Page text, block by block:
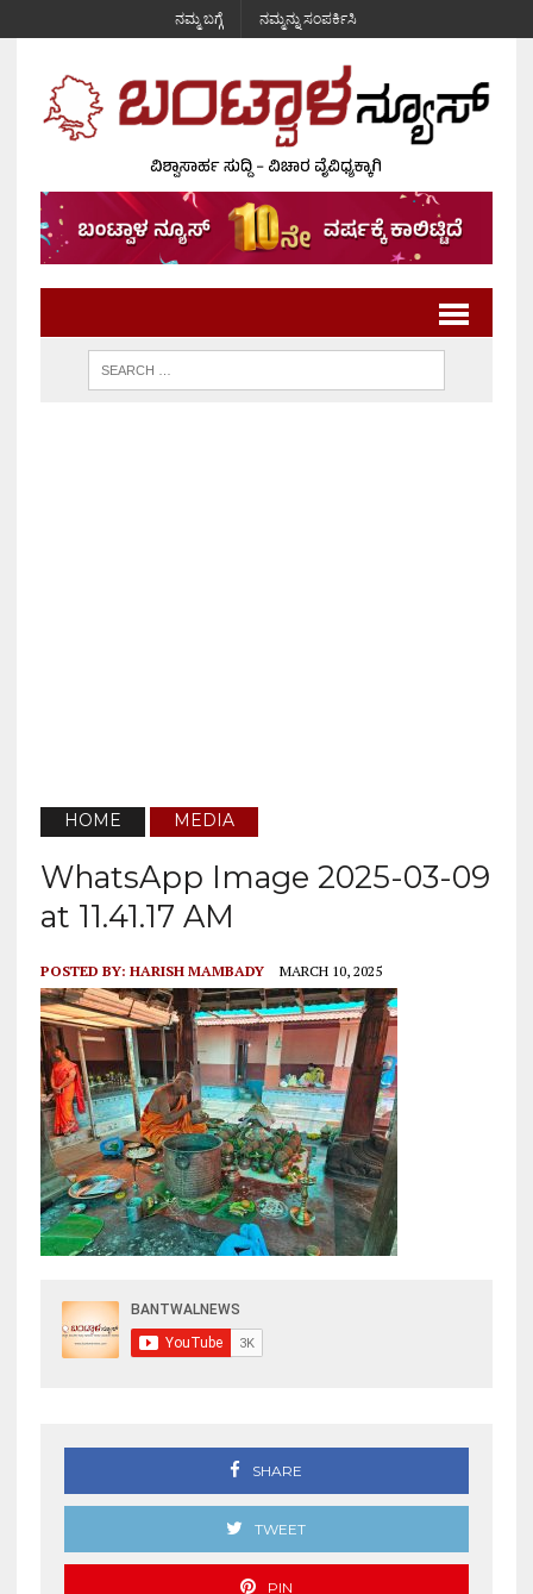
ನಮ್ಮ ಬಗ್ಗೆ ನಮ್ಮನ್ನು ಸಂಪರ್ಕಿಸಿ
HOME MEDIA
WhatsApp Image 2025-03-09
at 11.41.17 AM
POSTED BY: HARISH MAMBADY MARCH 10, 2025
SHARE
TWEET
PIN